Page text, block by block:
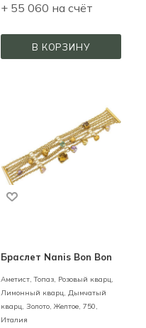
+ 55 060 на счёт
В КОРЗИНУ
Браслет Nanis Bon Bon
Аметист, Топаз, Розовый кварц,
Лимонный кварц, Дымчатый
кварц, Золото, Желтое, 750,
Италия